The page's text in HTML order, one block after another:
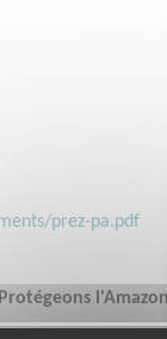
prez-pa.pdf